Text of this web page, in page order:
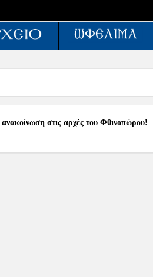
ανακοίνωση στις αρχές του Φθινοπώρου!